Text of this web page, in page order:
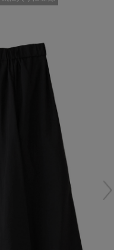
、セール情報を